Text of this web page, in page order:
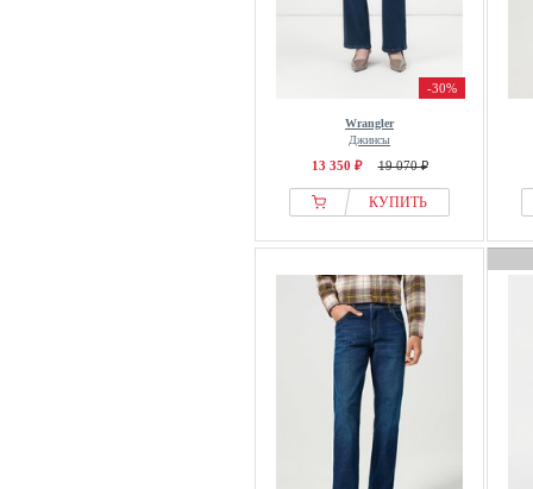
-30%
Wrangler
Джинсы
13 350 ₽ 19 070 ₽
КУПИТЬ